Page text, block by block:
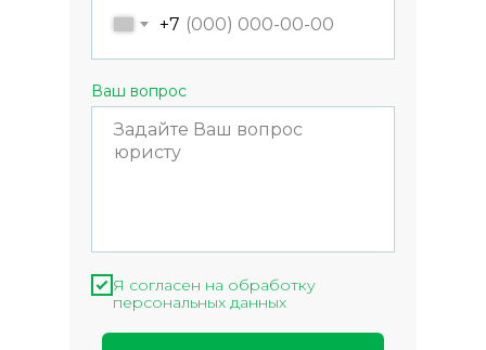
+7
Ваш вопрос
Я согласен на обработку
персональных данных